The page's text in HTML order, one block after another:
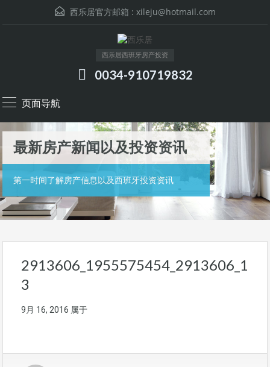
西乐居官方邮箱 : xileju@hotmail.com
西乐居西班牙房产投资
0034-910719832
页面导航
最新房产新闻以及投资资讯
第一时间了解房产信息以及西班牙投资资讯
2913606_1955575454_2913606_1
3
9月 16, 2016 属于